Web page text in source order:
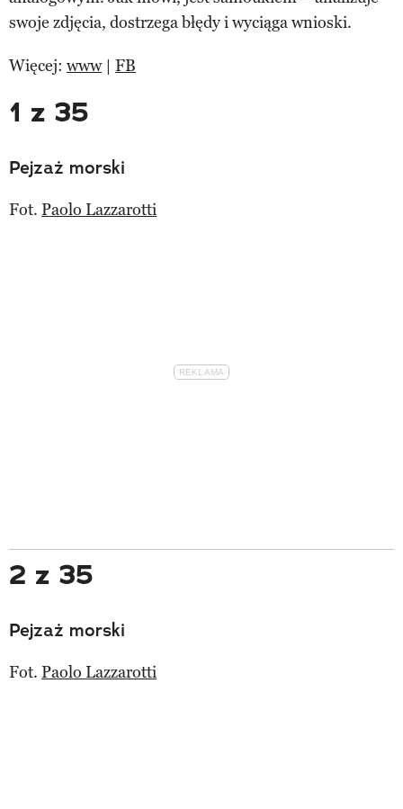
swoje zdjęcia, dostrzega błędy i wyciąga wnioski.
Więcej: www| FB
1 z 35
Pejzaż morski
Fot. Paolo Lazzarotti
2 z 35
Pejzaż morski
Fot. Paolo Lazzarotti